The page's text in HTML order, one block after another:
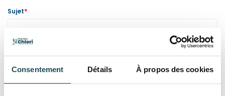
Consentement Détails À propos des cookies
Sujet*
Remarque*